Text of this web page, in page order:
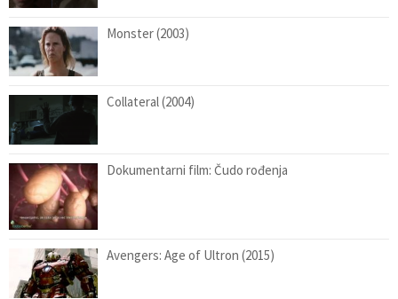
Monster (2003)
Collateral (2004)
Dokumentarni film: Čudo rođenja
Avengers: Age of Ultron (2015)